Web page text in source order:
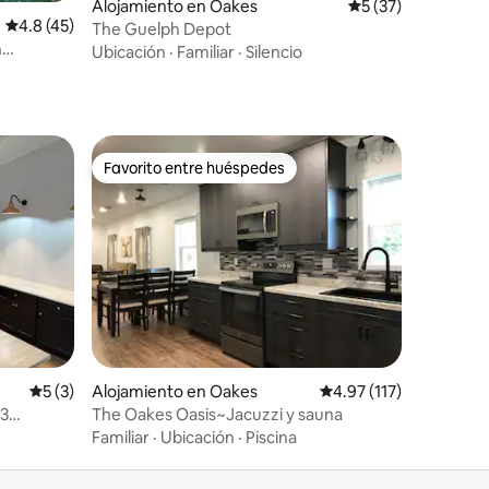
Calificación promedio: 4.8 de 5, 45 reseñas
4.8 (45)
Alojamiento en Oakes Calificación
5 (37)
The Guelph Depot
Ubicación · Familiar · Silencio
Calificación promedio: 5 de 5, 3 reseñas
5 (3)
Favorito entre huéspedes
Favorito entre huéspedes
Alojamiento en Oakes Calificación promedio:
4.97 (117)
The Oakes Oasis~Jacuzzi y sauna
Familiar · Ubicación · Piscina